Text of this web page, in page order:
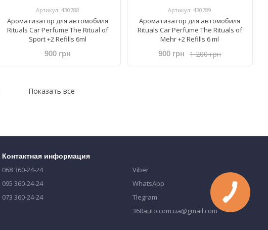
Артикул: 430788
Ароматизатор для автомобиля
Rituals Car Perfume The Ritual of
Sport +2 Refills 6ml
900 грн
Артикул: 430789
Ароматизатор для автомобиля
Rituals ​Car Perfume The Rituals of
Mehr +2 Refills 6 ml
1 200 грн
900 грн
Показать все
Контактная информация
068 360-24-24
095 360-24-24
073 360-24-24
Viber
WhatsApp
Tlegram
360auto.com.ua@gmail.com